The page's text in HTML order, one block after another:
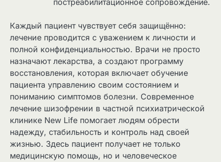
постреабилитационное сопровождение.
Каждый пациент чувствует себя защищённо:
лечение проводится с уважением к личности и
полной конфиденциальностью. Врачи не просто
назначают лекарства, а создают программу
восстановления, которая включает обучение
пациента управлению своим состоянием и
пониманию симптомов болезни. Современное
лечение шизофрении в частной психиатрической
клинике New Life помогает людям обрести
надежду, стабильность и контроль над своей
жизнью. Здесь пациент получает не только
медицинскую помощь, но и человеческое